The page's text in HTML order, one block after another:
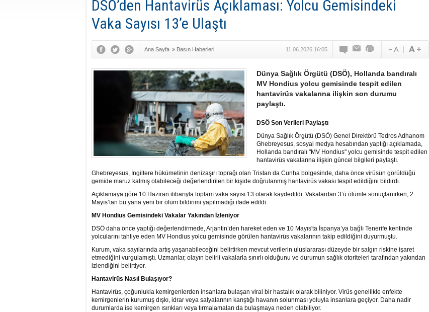
DSÖ’den Hantavirüs Açıklaması: Yolcu Gemisindeki
Vaka Sayısı 13’e Ulaştı
Ana Sayfa » Basın Haberleri 11.06.2026 16:05
Dünya Sağlık Örgütü (DSÖ), Hollanda bandıralı
MV Hondius yolcu gemisinde tespit edilen
hantavirüs vakalarına ilişkin son durumu
paylaştı.
DSÖ Son Verileri Paylaştı
Dünya Sağlık Örgütü (DSÖ) Genel Direktörü Tedros Adhanom
Ghebreyesus, sosyal medya hesabından yaptığı açıklamada,
Hollanda bandıralı "MV Hondius" yolcu gemisinde tespit edilen
hantavirüs vakalarına ilişkin güncel bilgileri paylaştı.
Ghebreyesus, İngiltere hükümetinin denizaşırı toprağı olan Tristan da Cunha bölgesinde, daha önce virüsün görüldüğü
gemide maruz kalmış olabileceği değerlendirilen bir kişide doğrulanmış hantavirüs vakası tespit edildiğini bildirdi.
Açıklamaya göre 10 Haziran itibarıyla toplam vaka sayısı 13 olarak kaydedildi. Vakalardan 3’ü ölümle sonuçlanırken, 2
Mayıs’tan bu yana yeni bir ölüm bildirimi yapılmadığı ifade edildi.
MV Hondius Gemisindeki Vakalar Yakından İzleniyor
DSÖ daha önce yaptığı değerlendirmede, Arjantin’den hareket eden ve 10 Mayıs'ta İspanya’ya bağlı Tenerife kentinde
yolcularını tahliye eden MV Hondius yolcu gemisinde görülen hantavirüs vakalarının takip edildiğini duyurmuştu.
Kurum, vaka sayılarında artış yaşanabileceğini belirtirken mevcut verilerin uluslararası düzeyde bir salgın riskine işaret
etmediğini vurgulamıştı. Uzmanlar, olayın belirli vakalarla sınırlı olduğunu ve durumun sağlık otoriteleri tarafından yakından
izlendiğini belirtiyor.
Hantavirüs Nasıl Bulaşıyor?
Hantavirüs, çoğunlukla kemirgenlerden insanlara bulaşan viral bir hastalık olarak biliniyor. Virüs genellikle enfekte
kemirgenlerin kurumuş dışkı, idrar veya salyalarının karıştığı havanın solunması yoluyla insanlara geçiyor. Daha nadir
durumlarda ise kemirgen ısırıkları veya tırmalamaları da bulaşmaya neden olabiliyor.